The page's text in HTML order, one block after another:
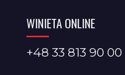
WINIETA ONLINE
+48 33 813 90 00